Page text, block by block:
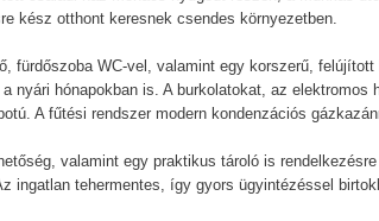
kész otthont keresnek csendes környezetben.
fürdőszoba WC-vel, valamint egy korszerű,
nyári hónapokban is. A burkolatokat, az elektromos
A fűtési rendszer modern kondenzációs
valamint egy praktikus tároló is
ingatlan tehermentes, így gyors ügyintézéssel